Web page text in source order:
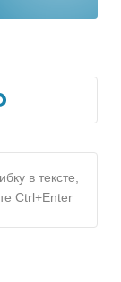
в тексте,
Ctrl+Enter